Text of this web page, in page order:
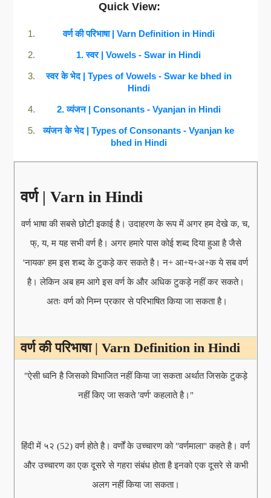
Quick View:
वर्ण की परिभाषा | Varn Definition in Hindi
1. स्वर | Vowels - Swar in Hindi
स्वर के भेद | Types of Vowels - Swar ke bhed in
Hindi
2. व्यंजन | Consonants - Vyanjan in Hindi
व्यंजन के भेद | Types of Consonants - Vyanjan ke
bhed in Hindi
वर्ण | Varn in Hindi
वर्ण भाषा की सबसे छोटी इकाई है। उदाहरण के रूप में अगर हम देखे क, च,
फ्, य, म यह सभी वर्ण है। अगर हमारे पास कोई शब्द दिया हुआ है जैसे
'नायक' हम इस शब्द के टुकड़े कर सकते है। न+ आ+य+अ+क ये सब वर्ण
है। लेकिन अब हम आगेइसवर्ण केऔर अधिकटुकड़े नहीं कर सकते।
अतः वर्ण को निम्न प्रकार से परिभाषित किया जा सकता है।
वर्ण की परिभाषा | Varn Definition in Hindi
"ऐसी ध्वनि है जिसको विभाजित नहीं किया जा सकता अर्थात जिसके टुकड़े
नहीं किए जा सकते 'वर्ण' कहलाते है।"
हिंदी में ५२ (52) वर्ण होते है। वर्णों के उच्चारण को "वर्णमाला" कहते है। वर्ण
और उच्चारण का एक दूसरे से गहरा संबंध होता है इनको एक दूसरे से कभी
अलग नहीं किया जा सकता।